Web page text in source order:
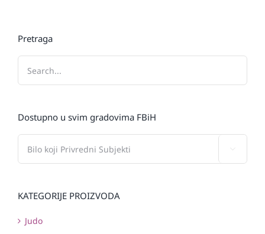
Pretraga
Dostupno u svim gradovima FBiH
KATEGORIJE PROIZVODA
Judo